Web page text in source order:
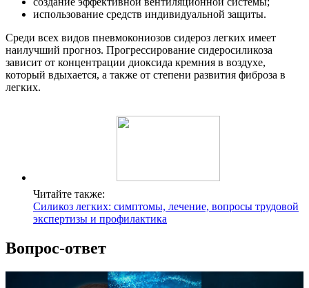
использование средств индивидуальной защиты.
Среди всех видов пневмокониозов сидероз легких имеет
наилучший прогноз. Прогрессирование сидеросиликоза
зависит от концентрации диоксида кремния в воздухе,
который вдыхается, а также от степени развития фиброза в
легких.
Читайте также:
Силикоз легких: симптомы, лечение, вопросы трудовой
экспертизы и профилактика
Вопрос-ответ